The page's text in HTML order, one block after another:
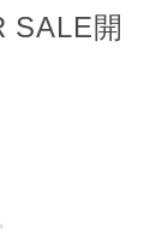
SALE開